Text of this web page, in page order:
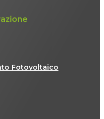
Fotovoltaico